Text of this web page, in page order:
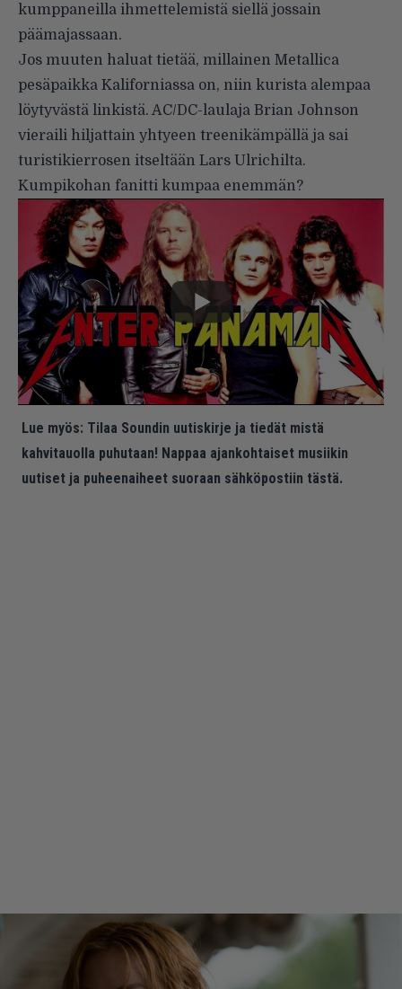
kumppaneilla ihmettelemistä siellä jossain
päämajassaan.
Jos muuten haluat tietää, millainen Metallica
pesäpaikka Kaliforniassa on, niin kurista alempaa
löytyvästä linkistä. AC/DC-laulaja Brian Johnson
vieraili hiljattain yhtyeen treenikämpällä ja sai
turistikierrosen itseltään Lars Ulrichilta.
Kumpikohan fanitti kumpaa enemmän?
Lue myös: Tilaa Soundin uutiskirje ja tiedät mistä
kahvitauolla puhutaan! Nappaa ajankohtaiset musiikin
uutiset ja puheenaiheet suoraan sähköpostiin tästä.